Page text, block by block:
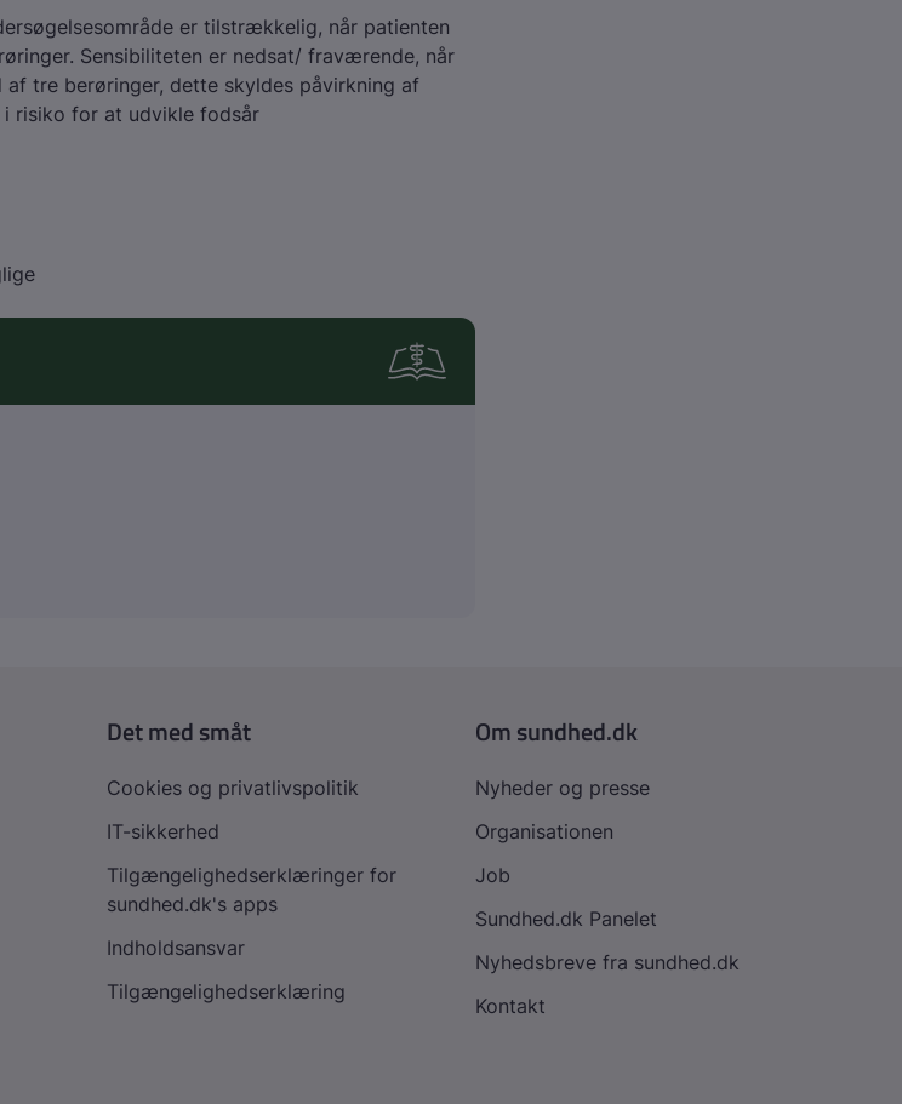
er tilstrækkelig, når patienten
Sensibiliteten er nedsat/ fraværende, når
tre berøringer, dette skyldes påvirkning af
risiko for at udvikle fodsår